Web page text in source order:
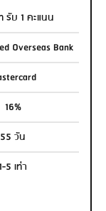
รับ 1 คะแนน
Overseas Bank
16%
55 วัน
5 เท่า